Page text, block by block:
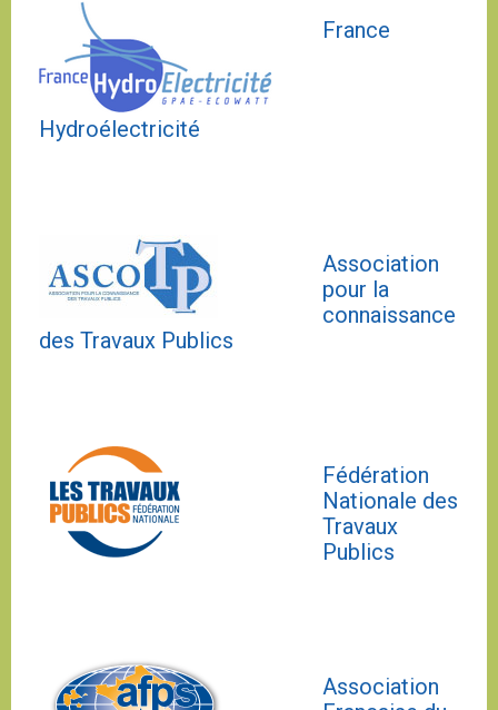
France
Hydroélectricité
Association
pour la
connaissance
des Travaux Publics
Fédération
Nationale des
Travaux
Publics
Association